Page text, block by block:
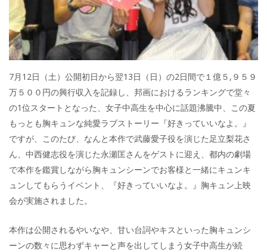
7月12日（土）公開初日から翌13日（日）の2日間で１億５,９５９
万５００円の興行収入を記録し、邦画におけるランキングで堂々
の1位スタートとなった、女子中高生を中心に話題沸騰中、この夏
もっとも胸キュンな純愛ラブストーリー『好きっていいなよ。』
ですが、このたび、なんと本作で武藤愛子役を演じた足立梨花さ
ん、中西健志役を演じた永瀬匡さんをゲストに迎え、都内の劇場
で本作を鑑賞しながら胸キュンシーンでお客様と一緒にキュンキ
ュンしてもらうイベント、『好きっていいなよ。』胸キュン上映
会が実施されました。
本作は公開されるやいなや、甘い台詞やキスといった胸キュンシ
ーンの数々に思わずキャーと声を出してしまう女子中高生が続